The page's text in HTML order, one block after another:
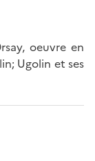
oeuvre en
Ugolin et ses